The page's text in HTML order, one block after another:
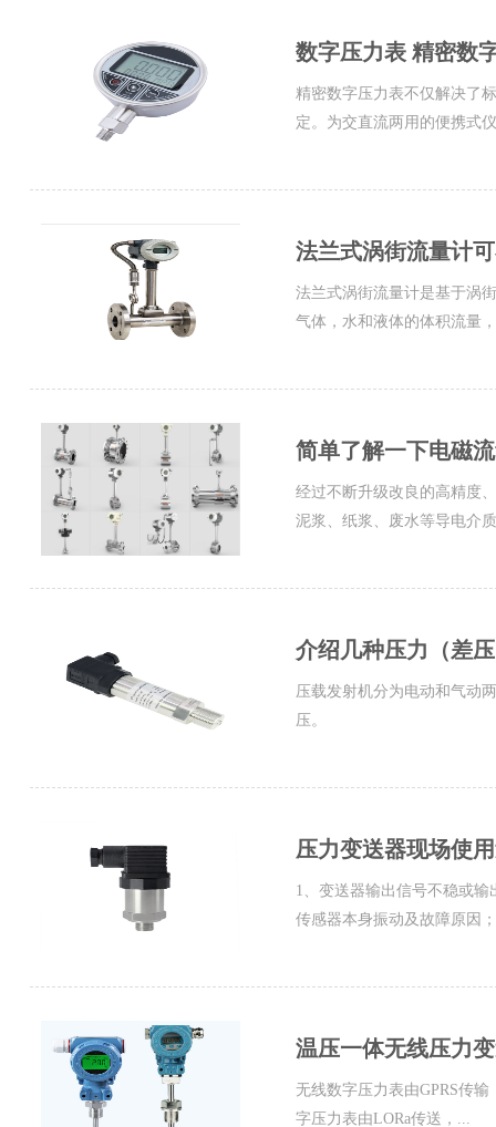
数字压力表 精密数
精密数字压力表不仅解决了
定。为交直流两用的便携式
法兰式涡街流量计
法兰式涡街流量计是基于涡
气体，水和液体的体积流量
简单了解一下电磁
经过不断升级改良的高精度
泥浆、纸浆、废水等导电介
介绍几种压力（差
压载发射机分为电动和气动
压。
压力变送器现场使
1、变送器输出信号不稳或
传感器本身振动及故障原因
温压一体无线压力
无线数字压力表由GPRS传
字压力表由LORa传送，...